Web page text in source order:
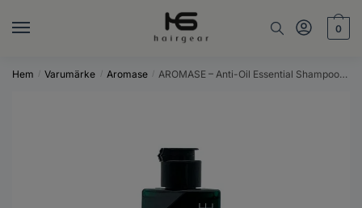
0
Hem / Varumärke / Aromase / AROMASE – Anti-Oil Essential Shampoo – 90 ml